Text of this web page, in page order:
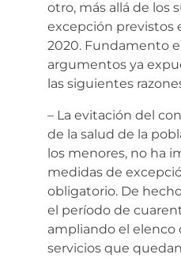
otro, más allá de los
excepción previstos
2020. Fundamento
argumentos ya
las siguientes
– La evitación del
de la salud de la
los menores, no ha
medidas de
obligatorio. De
el período de
ampliando el elenco
servicios que